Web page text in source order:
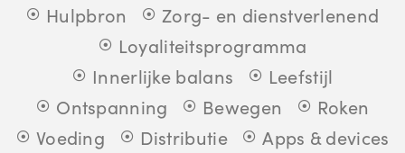
Hulpbron
Zorg- en dienstverlenend
Loyaliteitsprogramma
Innerlijke balans
Leefstijl
Ontspanning
Bewegen
Roken
Voeding
Distributie
Apps & devices